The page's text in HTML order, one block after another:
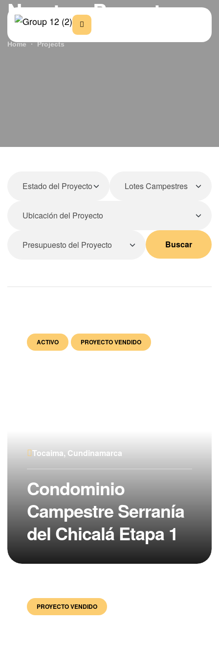
Nuestros Proyectos
Home Projects
Buscar
ACTIVO PROYECTO VENDIDO
Tocaima, Cundinamarca
Condominio
Campestre Serranía
del Chicalá Etapa 1
PROYECTO VENDIDO